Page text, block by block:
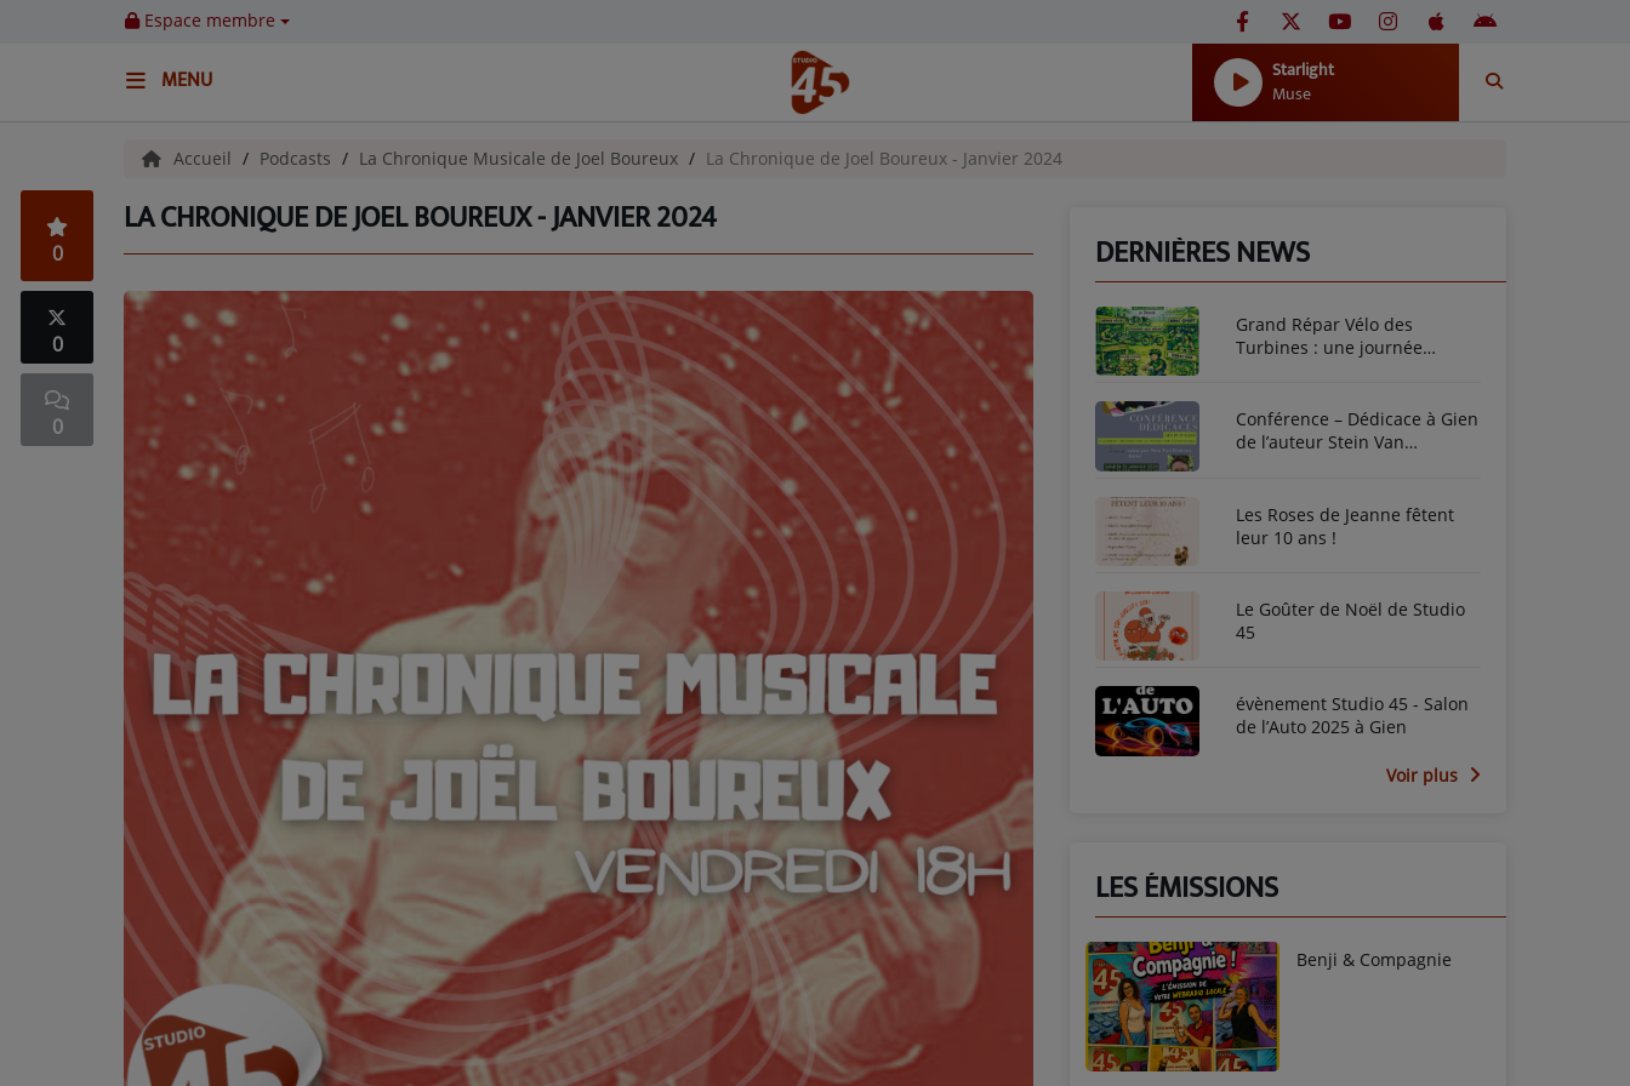
Espace membre
MENU
Starlight
Muse
Emissions
BENJI & COMPAGNIE
GIEN, SA FABULEUSE HISTOIRE
GRAFFITI CINÉMA
LES ASSOCIÉS DU JOUR
LA CHRONIQUE ENVIRONNEMENTALE
L'ÉNERGIE DES 9 ÉTOILES
MIXTAPE ADDICT RADIO SHOW
"SI ON CHANTAIT", L'ÉMISSION
SONS 2 DARONS
PODCASTS
Accueil Podcasts La Chronique Musicale de Joel Boureux La Chronique de Joel Boureux - Janvier 2024
LA CHRONIQUE DE JOEL BOUREUX - JANVIER 2024
0
0
0
DERNIÈRES NEWS
Grand Répar Vélo des
Turbines : une journée
Conférence – Dédicace à Gien
de l’auteur Stein Van
Les Roses de Jeanne fêtent
leur 10 ans !
Le Goûter de Noël de Studio
45
évènement Studio 45 - Salon
de l’Auto 2025 à Gien
Voir plus
LES ÉMISSIONS
Benji & Compagnie